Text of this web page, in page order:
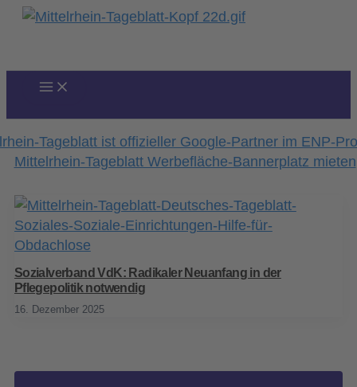
Zum
Sozialverband VdK: Radikaler Neuanfang in der
Pflegepolitik notwendig
16. Dezember 2025